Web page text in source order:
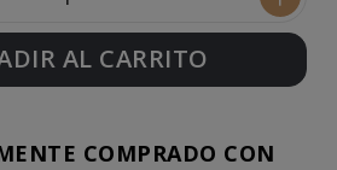
AL CARRITO
COMPRADO CON